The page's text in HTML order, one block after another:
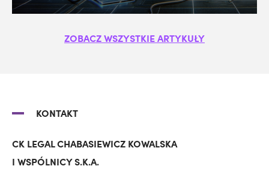
ZOBACZ WSZYSTKIE ARTYKUŁY
KONTAKT
CK LEGAL CHABASIEWICZ KOWALSKA
I WSPÓLNICY S.K.A.